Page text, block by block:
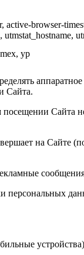
yp
Сайта.
Сайта
на Сайте
персональных